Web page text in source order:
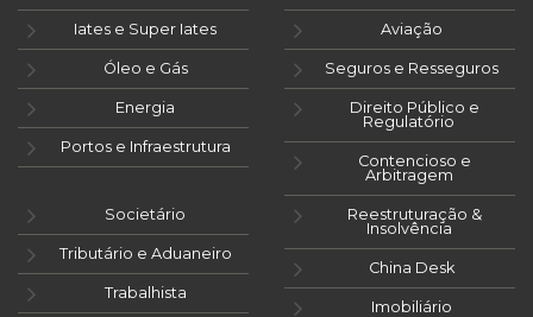
Iates e Super Iates
Óleo e Gás
Energia
Portos e Infraestrutura
Aviação
Seguros e Resseguros
Direito Público e
Regulatório
Contencioso e
Arbitragem
Societário
Tributário e Aduaneiro
Trabalhista
Reestruturação &
Insolvência
China Desk
Imobiliário